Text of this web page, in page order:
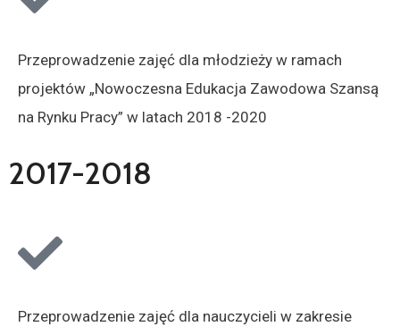
Przeprowadzenie zajęć dla młodzieży w ramach
projektów „Nowoczesna Edukacja Zawodowa Szansą
na Rynku Pracy” w latach 2018 -2020
2017-2018
Przeprowadzenie zajęć dla nauczycieli w zakresie